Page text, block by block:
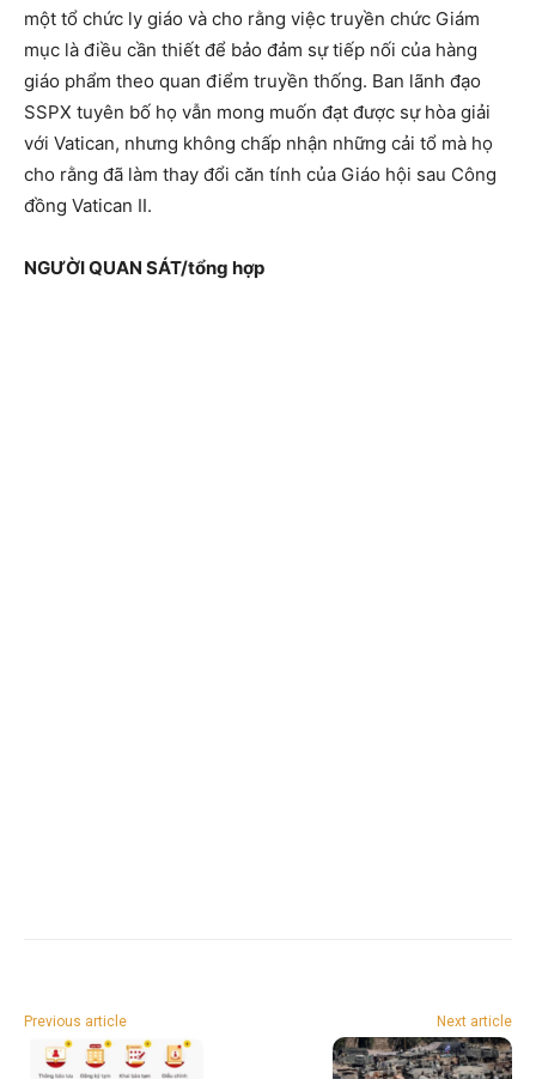
một tổ chức ly giáo và cho rằng việc truyền chức Giám
mục là điều cần thiết để bảo đảm sự tiếp nối của hàng
giáo phẩm theo quan điểm truyền thống. Ban lãnh đạo
SSPX tuyên bố họ vẫn mong muốn đạt được sự hòa giải
với Vatican, nhưng không chấp nhận những cải tổ mà họ
cho rằng đã làm thay đổi căn tính của Giáo hội sau Công
đồng Vatican II.
NGƯỜI QUAN SÁT/tổng hợp
Previous article Next article